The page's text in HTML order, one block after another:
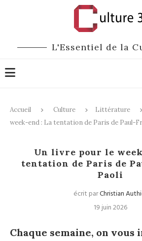
L'Essentiel de la
Accueil Culture Littérature
week-end : La tentation de Paris de Paul-
Un livre pour le
tentation de Paris de
Paoli
écrit parChristian
19 juin 2026
Chaque semaine, on